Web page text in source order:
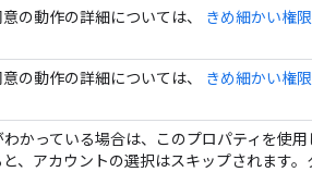
の動作の詳細については、 きめ細かい権限
の動作の詳細については、 きめ細かい権限
かっている場合は、このプロパティを使用
、アカウントの選択はスキップされます。